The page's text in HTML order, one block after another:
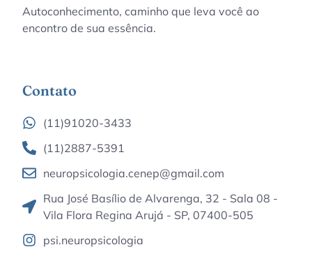
Autoconhecimento, caminho que leva você ao
encontro de sua essência.
Contato
(11)91020-3433
(11)2887-5391
neuropsicologia.cenep@gmail.com
Rua José Basílio de Alvarenga, 32 - Sala 08 -
Vila Flora Regina Arujá - SP, 07400-505
psi.neuropsicologia